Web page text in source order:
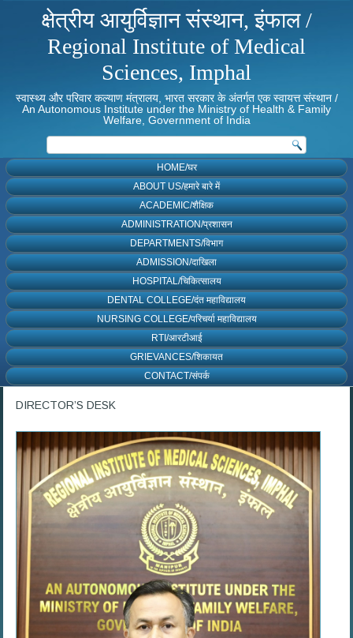
क्षेत्रीय आयुर्विज्ञान संस्थान, इंफाल /
Regional Institute of Medical
Sciences, Imphal
स्वास्थ्य और परिवार कल्याण मंत्रालय, भारत सरकार के अंतर्गत एक स्वायत्त संस्थान /
An Autonomous Institute under the Ministry of Health & Family
Welfare, Government of India
HOME/घर
ABOUT US/हमारे बारे में
ACADEMIC/शैक्षिक
ADMINISTRATION/प्रशासन
DEPARTMENTS/विभाग
ADMISSION/दाखिला
HOSPITAL/चिकित्सालय
DENTAL COLLEGE/दंत महाविद्यालय
NURSING COLLEGE/परिचर्या महाविद्यालय
RTI/आरटीआई
GRIEVANCES/शिकायत
CONTACT/संपर्क
DIRECTOR’S DESK